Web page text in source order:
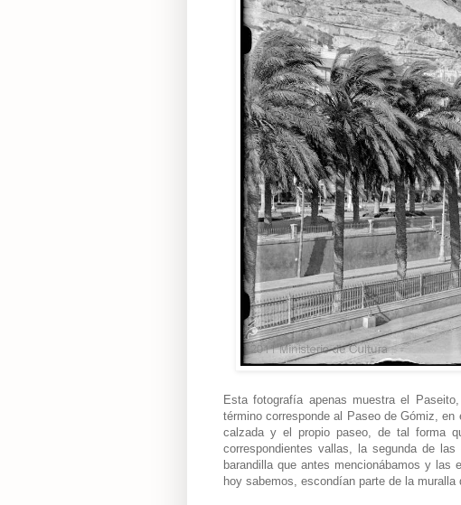
Esta fotografía apenas muestra el
término corresponde al Paseo de Gómiz,
calzada y el propio paseo, de tal forma
correspondientes vallas, la segunda de
barandilla que antes mencionábamos y las
hoy sabemos, escondían parte de la muralla